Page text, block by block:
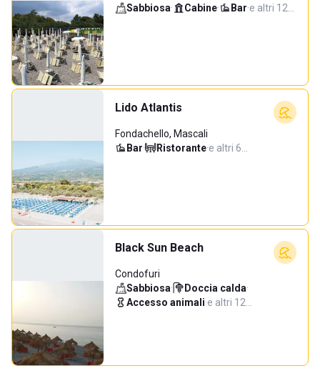
Sabbiosa· Cabine· Bar·e altri 12…
Lido Atlantis
Fondachello, Mascali
Bar· Ristorante·e altri 6…
Black Sun Beach
Condofuri
Sabbiosa· Doccia calda·
Accesso animali·e altri 12…